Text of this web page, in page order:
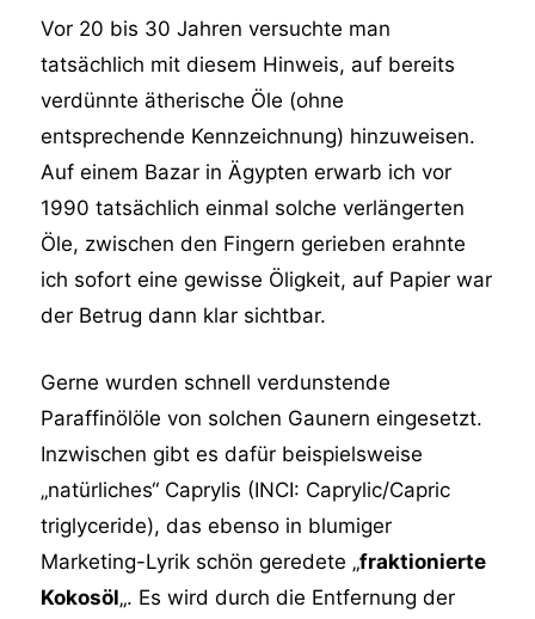
Vor 20 bis 30 Jahren versuchte man
tatsächlich mit diesem Hinweis, auf bereits
verdünnte ätherische Öle (ohne
entsprechende Kennzeichnung) hinzuweisen.
Auf einem Bazar in Ägypten erwarb ich vor
1990 tatsächlich einmal solche verlängerten
Öle, zwischen den Fingern gerieben erahnte
ich sofort eine gewisse Öligkeit, auf Papier war
der Betrug dann klar sichtbar.
Gerne wurden schnell verdunstende
Paraffinölöle von solchen Gaunern eingesetzt.
Inzwischen gibt es dafür beispielsweise
„natürliches“ Caprylis (INCI: Caprylic/Capric
triglyceride), das ebenso in blumiger
Marketing-Lyrik schön geredete „fraktionierte
Kokosöl„. Es wird durch die Entfernung der